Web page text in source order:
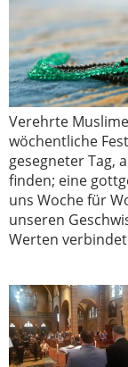
Verehrte
wöchentliche
gesegneter Tag,
finden; eine
uns Woche für
unseren
Werten